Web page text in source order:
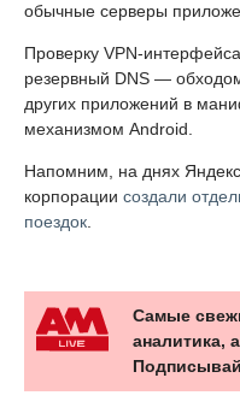
обычные серверы
Проверку VPN-
резервный DNS —
других приложений в
механизмом Android.
Напомним, на днях Яндекс
корпорации создали
поездок.
Самые
аналитика,